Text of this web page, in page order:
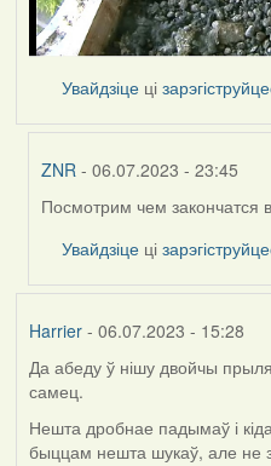
Увайдзіце ці
ZNR - 06.07.2023 - 23:45
In
reply
by
Посмотрим чем закончатся
Увайдзіце ці
Harrier- 06.07.2023 - 15:28
Да абеду ў нішу двойчы
самец.
Нешта дробнае падымаў і
быццам нешта шукаў, але не